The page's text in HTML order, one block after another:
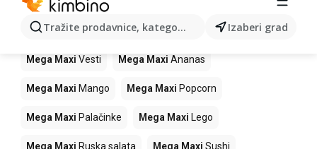
Tražite prodavnice, kategorije, proizvode...Izaberi grad
Drugi proizvodi u prodavnicama Mega
Maxi
Mega Maxi Vesti Mega Maxi Ananas
Mega Maxi Mango Mega Maxi Popcorn
Mega Maxi Palačinke Mega Maxi Lego
Mega Maxi Ruska salata Mega Maxi Sushi